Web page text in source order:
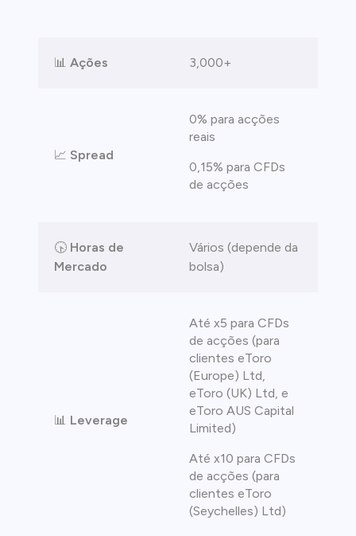
📊 Ações 3,000+
📈 Spread
0% para acções
reais
0,15% para CFDs
de acções
🕟 Horas de
Mercado
Vários (depende da
bolsa)
📊 Leverage
Até x5 para CFDs
de acções (para
clientes eToro
(Europe) Ltd,
eToro (UK) Ltd, e
eToro AUS Capital
Limited)
Até x10 para CFDs
de acções (para
clientes eToro
(Seychelles) Ltd)